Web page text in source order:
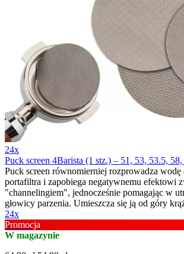
24x
Puck screen 4Barista (1 stz.) – 51, 53, 53.5,
Puck screen równomierniej rozprowadza wodę
portafiltra i zapobiega negatywnemu efektowi
"channelingiem", jednocześnie pomagając w
głowicy parzenia. Umieszcza się ją od góry
24x
Promocja
W magazynie